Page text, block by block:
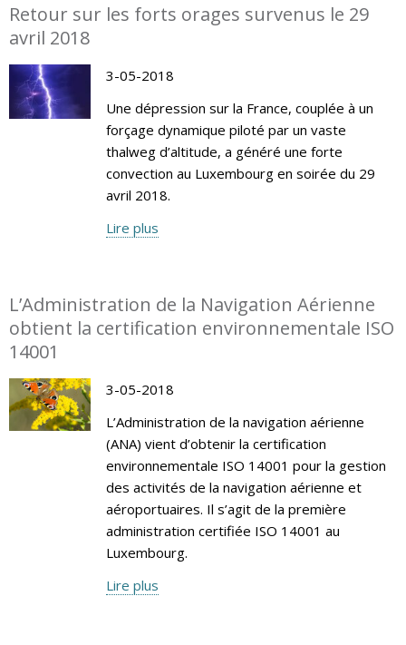
Retour sur les forts orages survenus le 29
avril 2018
3-05-2018
Une dépression sur la France, couplée à un
forçage dynamique piloté par un vaste
thalweg d’altitude, a généré une forte
convection au Luxembourg en soirée du 29
avril 2018.
Lire plus
L’Administration de la Navigation Aérienne
obtient la certification environnementale ISO
14001
3-05-2018
L’Administration de la navigation aérienne
(ANA) vient d’obtenir la certification
environnementale ISO 14001 pour la gestion
des activités de la navigation aérienne et
aéroportuaires. Il s’agit de la première
administration certifiée ISO 14001 au
Luxembourg.
Lire plus